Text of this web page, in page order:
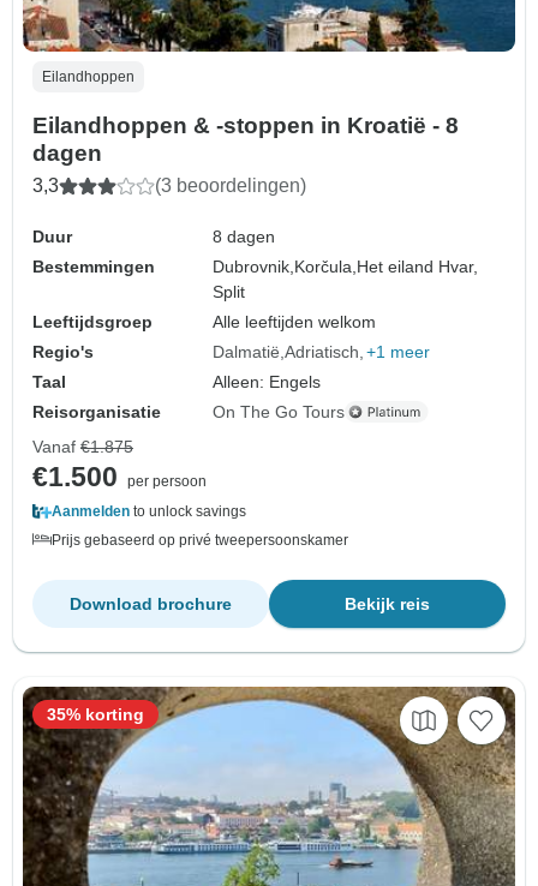
Eilandhoppen
Eilandhoppen & -stoppen in Kroatië - 8
dagen
3,3 (3 beoordelingen)
Duur
8 dagen
Bestemmingen
Dubrovnik, Korčula, Het eiland Hvar,
Split
Leeftijdsgroep
Alle leeftijden welkom
Regio's
Dalmatië Adriatisch +1 meer
Taal
Alleen: Engels
Reisorganisatie
On The Go Tours
Vanaf €1.875
€1.500
per persoon
Aanmelden to unlock savings
Prijs gebaseerd op privé tweepersoonskamer
Bekijk reis
Download brochure
35% korting